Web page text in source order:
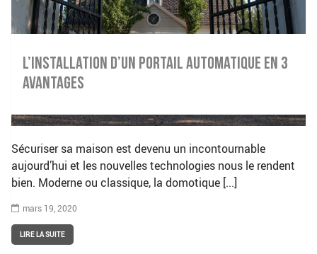
L’installation d’un portail automatique en 3
avantages
Sécuriser sa maison est devenu un incontournable
aujourd’hui et les nouvelles technologies nous le rendent
bien. Moderne ou classique, la domotique [...]
mars 19, 2020
LIRE LA SUITE